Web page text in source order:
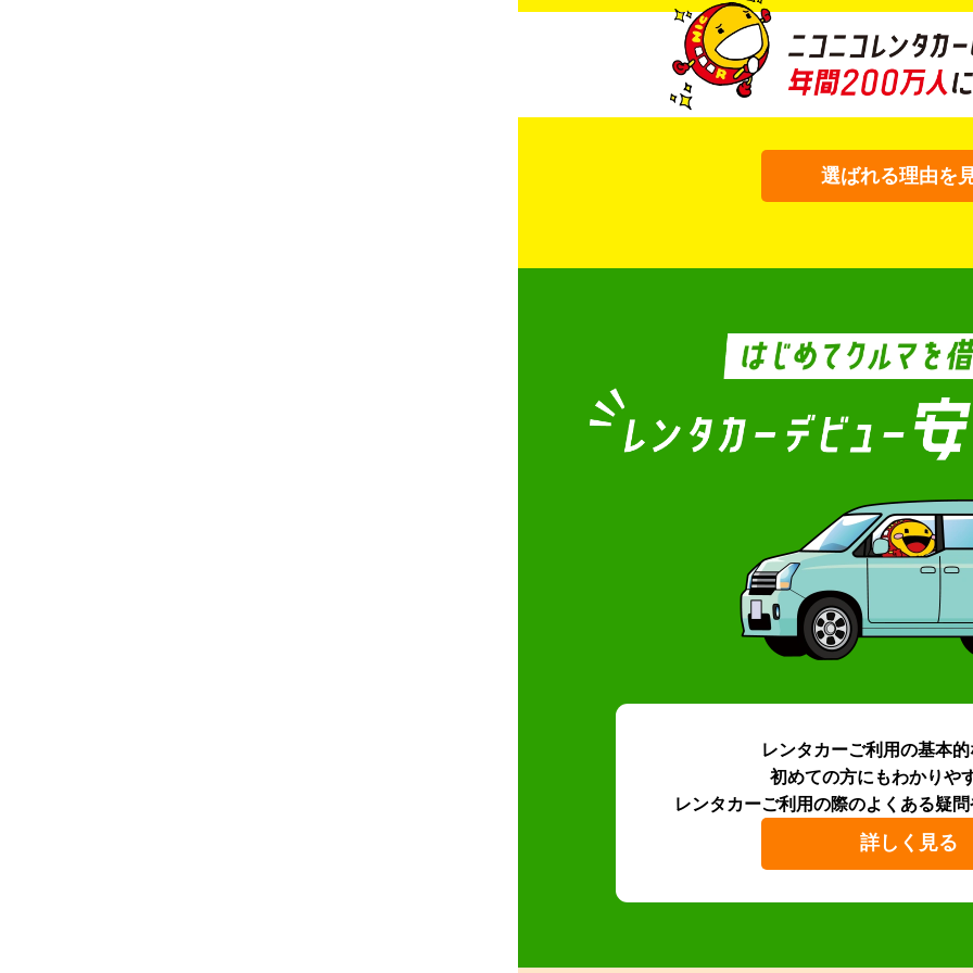
選ばれる理由を
レンタカーご利用の基本
初めての方にもわかりや
レンタカーご利用の際のよくある疑問
詳しく見る